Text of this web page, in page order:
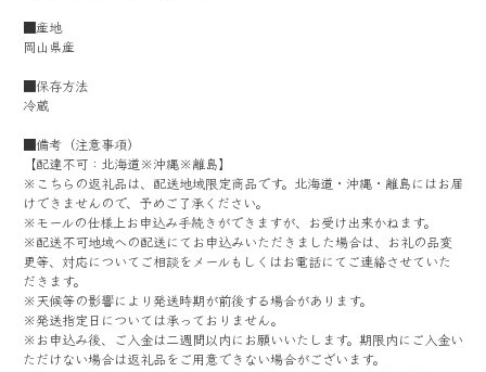
■産地
岡山県産
■保存方法
冷蔵
■備考（注意事項）
【配達不可：北海道※沖縄※離島】
※こちらの返礼品は、配送地域限定商品です。北海道・沖縄・離島にはお届
けできませんので、予めご了承ください。
※モールの仕様上お申込み手続きができますが、お受け出来かねます。
※配送不可地域への配送にてお申込みいただきました場合は、お礼の品変
更等、対応についてご相談をメールもしくはお電話にてご連絡させていた
だきます。
※天候等の影響により発送時期が前後する場合があります。
※発送指定日については承っておりません。
※お申込み後、ご入金は二週間以内にお願いいたします。期限内にご入金い
ただけない場合は返礼品をご用意できない場合がございます。